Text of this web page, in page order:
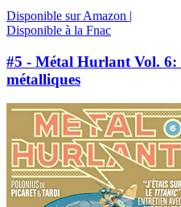
Disponible sur Amazon |
Disponible à la Fnac
#5 - Métal Hurlant Vol. 6:
métalliques